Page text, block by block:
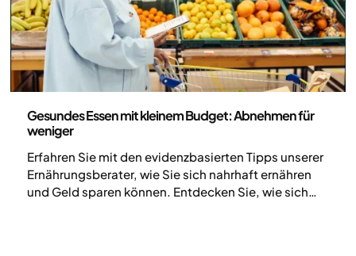
Gesundes Essen mit kleinem Budget: Abnehmen für
weniger
Erfahren Sie mit den evidenzbasierten Tipps unserer
Ernährungsberater, wie Sie sich nahrhaft ernähren
und Geld sparen können. Entdecken Sie, wie sich